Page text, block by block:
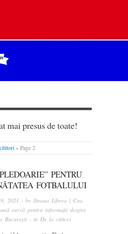
mai presus de toate!
» Page 2
PENTRU
FOTBALULUI
2021 · bySteaua Libera | Cea
sursă pentru informații despre
București · inDe la cititori